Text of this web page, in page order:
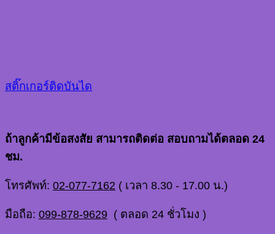
สติ๊กเกอร์ติดบันได
ถ้าลูกค้ามีข้อสงสัย สามารถติดต่อ สอบถามได้ตลอด 24
ชม.
โทรศัพท์: 02-077-7162 ( เวลา 8.30 - 17.00 น.)
มือถือ: 099-878-9629 ( ตลอด 24 ชั่วโมง )